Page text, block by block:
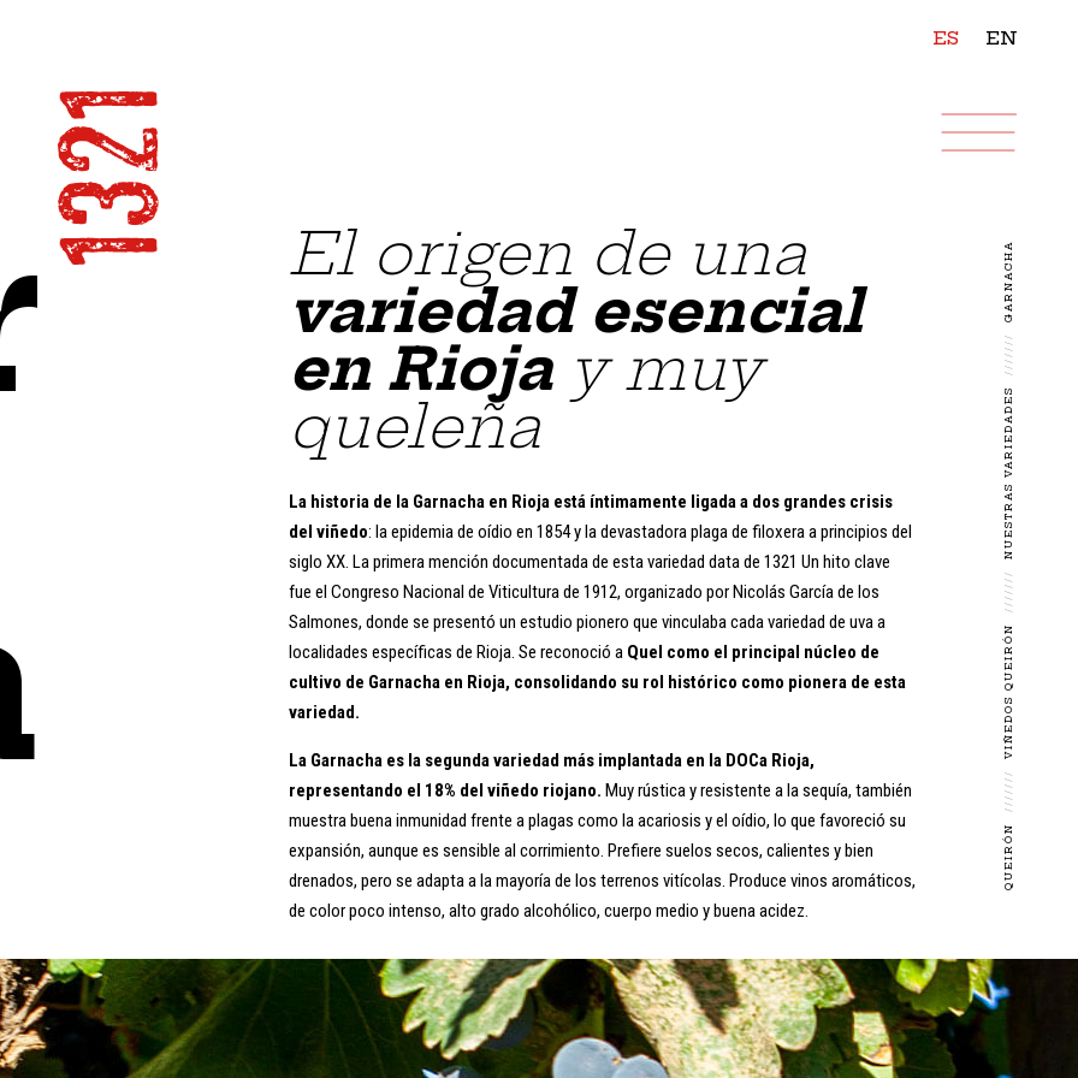
ES EN
QUEIRÓN
///////
VIÑEDOS QUEIRÓN
///////
NUESTRAS VARIEDADES
///////
GARNACHA
El origen de una
variedad esencial
en Riojay muy
queleña
La historia de la Garnacha en Rioja está íntimamente ligada a dos grandes crisis
del viñedo: la epidemia de oídio en 1854 y la devastadora plaga de filoxera a principios del
siglo XX. La primera mención documentada de esta variedad data de 1321 Un hito clave
fue el Congreso Nacional de Viticultura de 1912, organizado por Nicolás García de los
Salmones, donde se presentó un estudio pionero que vinculaba cada variedad de uva a
localidades específicas de Rioja. Se reconoció a Quel como el principal núcleo de
cultivo de Garnacha en Rioja, consolidando su rol histórico como pionera de esta
variedad.
La Garnacha es la segunda variedad más implantada en la DOCa Rioja,
representando el 18% del viñedo riojano. Muy rústica y resistente a la sequía, también
muestra buena inmunidad frente a plagas como la acariosis y el oídio, lo que favoreció su
expansión, aunque es sensible al corrimiento. Prefiere suelos secos, calientes y bien
drenados, pero se adapta a la mayoría de los terrenos vitícolas. Produce vinos aromáticos,
de color poco intenso, alto grado alcohólico, cuerpo medio y buena acidez.